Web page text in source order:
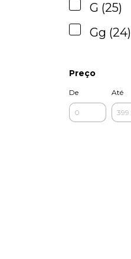
G (25)
Gg (24)
Preço
De Até